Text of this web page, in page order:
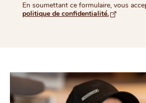
En soumettant ce formulaire, vous
politique de confidentialité.S'ouvre